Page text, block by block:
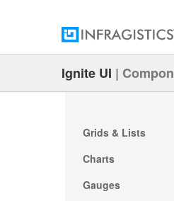
Ignite UI |
Grids & Lists
Charts
Gauges